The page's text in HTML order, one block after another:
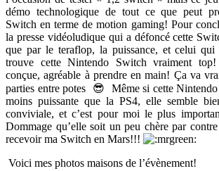
démo technologique de tout ce que peut
Switch en terme de motion gaming! Pour
la presse vidéoludique qui a défoncé cette
que par le teraflop, la puissance, et celui
trouve cette Nintendo Switch vraiment
conçue, agréable à prendre en main! Ça va
parties entre potes 😎 Même si cette
moins puissante que la PS4, elle semble
conviviale, et c’est pour moi le plus
Dommage qu’elle soit un peu chère par
recevoir ma Switch en Mars!!!
Voici mes photos maisons de l’évènement!